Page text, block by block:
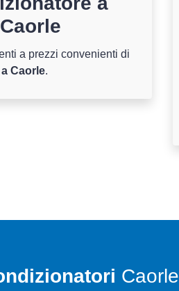
Caorle
a prezzi convenienti di
Caorle.
Caorle